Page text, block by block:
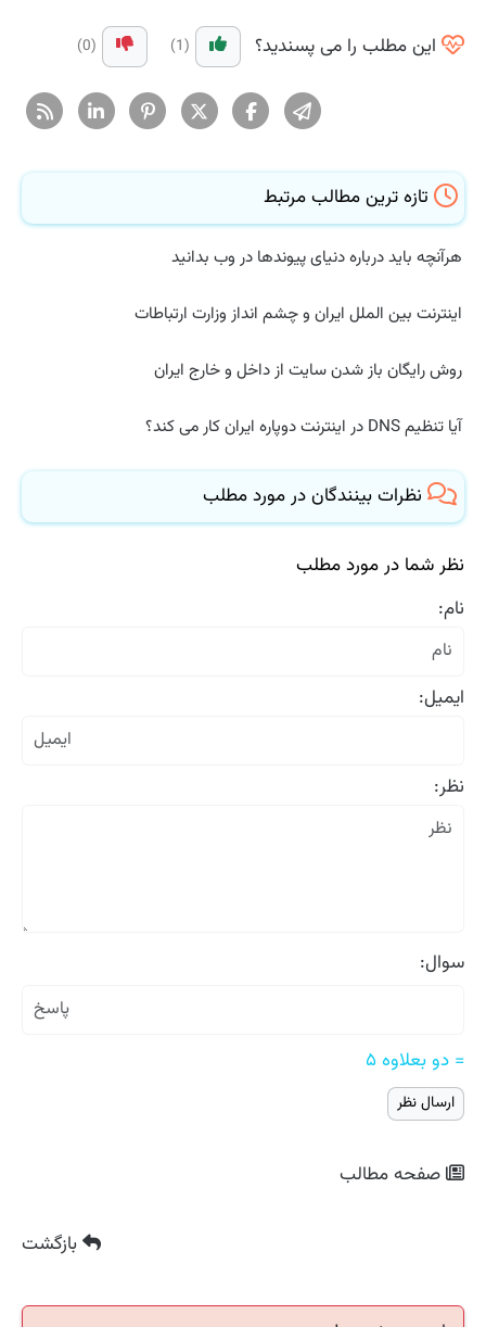
این مطلب را می پسندید؟ (1)
(0)
تازه ترین مطالب مرتبط
هرآنچه باید درباره دنیای پیوندها در وب بدانید
اینترنت بین الملل ایران و چشم انداز وزارت ارتباطات
روش رایگان باز شدن سایت از داخل و خارج ایران
آیا تنظیم DNS در اینترنت دوپاره ایران کار می کند؟
نظرات بینندگان در مورد مطلب
نظر شما در مورد مطلب
نام:
ایمیل:
نظر:
سوال:
= دو بعلاوه ۵
صفحه مطالب
بازگشت